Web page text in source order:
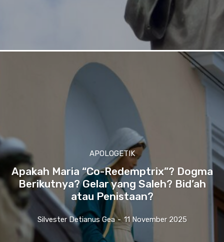
APOLOGETIK
Apakah Maria “Co-Redemptrix”? Dogma
Berikutnya? Gelar yang Saleh? Bid’ah
atau Penistaan?
Silvester Detianus Gea - 11 November 2025